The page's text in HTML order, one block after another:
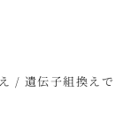
/ 遺伝子組換えで